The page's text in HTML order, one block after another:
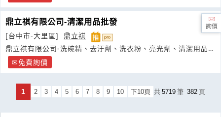
鼎立祺有限公司-清潔用品批發
[台中市-大里區]
鼎立祺
鼎立祺有限公司-洗碗精、去汙劑、洗衣粉、亮光劑、清潔用品批
發。免費詢價
1 2 3 4 5 6 7 8 9 10 下10頁 共 5719 筆 382 頁
詢價